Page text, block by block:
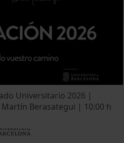
Universitario 2026 |
Berasategui | 10:00 h